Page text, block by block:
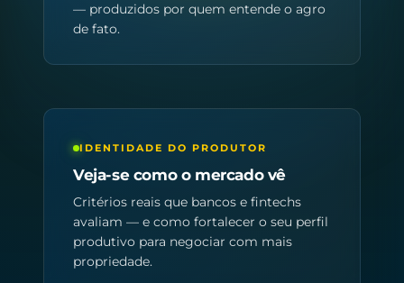
— produzidos por quem entende o agro
de fato.
IDENTIDADE DO PRODUTOR
Veja-se como o mercado vê
Critérios reais que bancos e fintechs
avaliam — e como fortalecer o seu perfil
produtivo para negociar com mais
propriedade.